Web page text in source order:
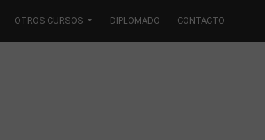
OTROS CURSOS DIPLOMADO CONTACTO